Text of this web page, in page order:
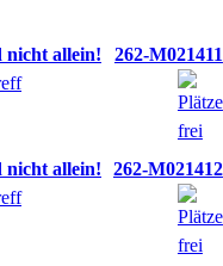
nicht allein!
262-M021411
nicht allein!
262-M021412